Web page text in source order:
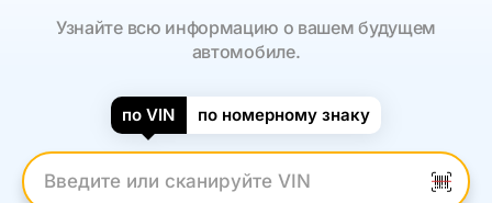
Узнайте всю информацию о вашем будущем
автомобиле.
по VIN по номерному знаку
Введите VIN